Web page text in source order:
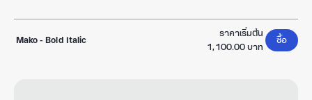
Mako-Bold Italic
ราคาเริ่มต้น
1,100.00 บาท
ซื้อ